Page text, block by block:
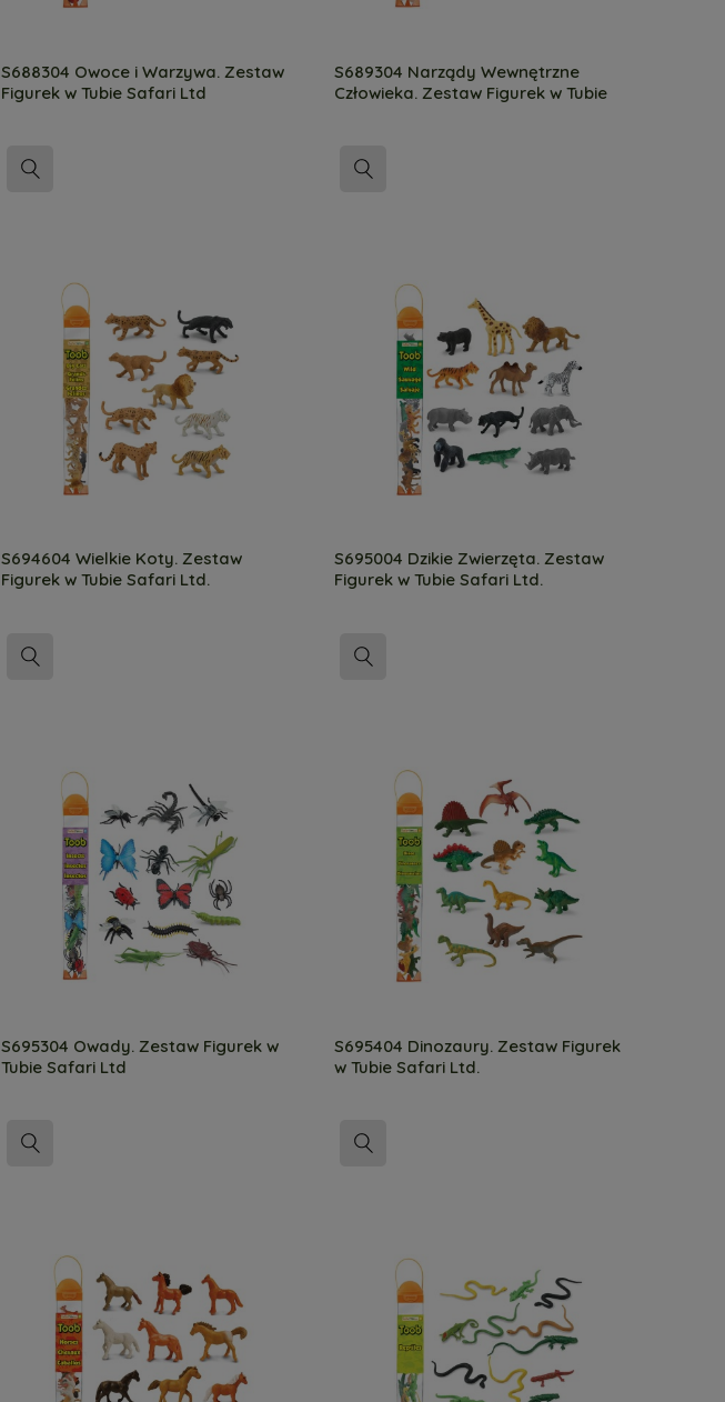
S688304 Owoce i Warzywa. Zestaw
Figurek w Tubie Safari Ltd
S689304 Narządy Wewnętrzne
Człowieka. Zestaw Figurek w Tubie
S694604 Wielkie Koty. Zestaw
Figurek w Tubie Safari Ltd.
S695004 Dzikie Zwierzęta. Zestaw
Figurek w Tubie Safari Ltd.
S695304 Owady. Zestaw Figurek w
Tubie Safari Ltd
S695404 Dinozaury. Zestaw Figurek
w Tubie Safari Ltd.